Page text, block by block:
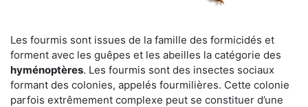
Les fourmis sont issues de la famille des formicidés et
forment avec les guêpes et les abeilles la catégorie des
hyménoptères. Les fourmis sont des insectes sociaux
formant des colonies, appelés fourmilières. Cette colonie
parfois extrêmement complexe peut se constituer d’une